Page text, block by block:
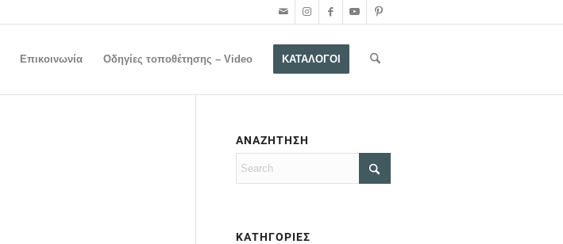
Επικοινωνία Οδηγίες τοποθέτησης – Video ΚΑΤΑΛΟΓΟΙ
ΑΝΑΖΗΤΗΣΗ
ΚΑΤΗΓΟΡΙΕΣ